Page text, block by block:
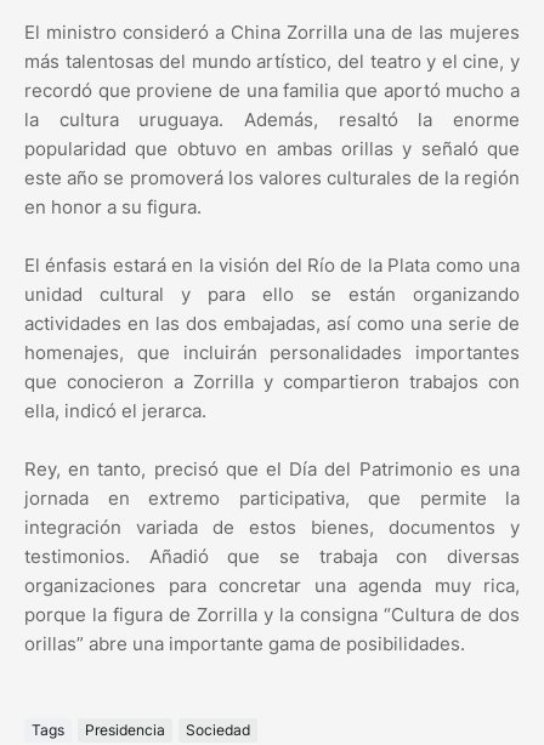
El ministro consideró a China Zorrilla una de las mujeres
más talentosas del mundo artístico, del teatro y el cine, y
recordó que proviene de una familia que aportó mucho a
la cultura uruguaya. Además, resaltó la enorme
popularidad que obtuvo en ambas orillas y señaló que
este año se promoverá los valores culturales de la región
en honor a su figura.
El énfasis estará en la visión del Río de la Plata como una
unidad cultural y para ello se están organizando
actividades en las dos embajadas, así como una serie de
homenajes, que incluirán personalidades importantes
que conocieron a Zorrilla y compartieron trabajos con
ella, indicó el jerarca.
Rey, en tanto, precisó que el Día del Patrimonio es una
jornada en extremo participativa, que permite la
integración variada de estos bienes, documentos y
testimonios. Añadió que se trabaja con diversas
organizaciones para concretar una agenda muy rica,
porque la figura de Zorrilla y la consigna “Cultura de dos
orillas” abre una importante gama de posibilidades.
Tags Presidencia Sociedad